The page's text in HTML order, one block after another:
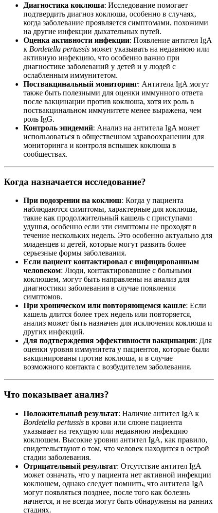
Диагностика коклюша: Исследование помогает
подтвердить диагноз коклюша, особенно в случаях,
когда заболевание проявляется симптомами, похожими
на другие инфекции дыхательных путей.
Оценка активности инфекции: Появление антител IgA
к Bordetella pertussis может указывать на недавнюю или
активную инфекцию, что особенно важно при
диагностике заболеваний у детей и у людей с
ослабленным иммунитетом.
Поствакцинальный мониторинг: Антитела IgA могут
также быть полезными для оценки иммунного ответа
после вакцинации против коклюша, хотя их роль в
поствакцинальном иммунитете менее выражена, чем
роль IgG.
Контроль эпидемий: Анализ на антитела IgA может
использоваться в общественном здравоохранении для
мониторинга и контроля вспышек коклюша в
сообществах.
Когда назначается исследование?
При подозрении на коклюш: Когда у пациента
наблюдаются симптомы, характерные для коклюша,
такие как продолжительный кашель с приступами
удушья, особенно если эти симптомы не проходят в
течение нескольких недель. Это особенно актуально для
младенцев и детей, которые могут развить более
серьезные формы заболевания.
Если пациент контактировал с инфицированным
человеком: Люди, контактировавшие с больными
коклюшем, могут быть направлены на анализ для
диагностики заболевания в случае появления
симптомов.
При хроническом или повторяющемся кашле: Если
кашель длится более трех недель или повторяется,
анализ может быть назначен для исключения коклюша и
других инфекций.
Для подтверждения эффективности вакцинации: Для
оценки уровня иммунитета у пациентов, которые были
вакцинированы против коклюша, и в случае
возможного контакта с возбудителем заболевания.
Что показывает анализ?
Положительный результат: Наличие антител IgA к
Bordetella pertussis в крови или слюне пациента
указывает на текущую или недавнюю инфекцию
коклюшем. Высокие уровни антител IgA, как правило,
свидетельствуют о том, что человек находится в острой
стадии заболевания.
Отрицательный результат: Отсутствие антител IgA
может означать, что у пациента нет активной инфекции
коклюшем, однако следует помнить, что антитела IgA
могут появляться позднее, после того как болезнь
начнется, и не всегда могут быть обнаружены на ранних
стадиях.